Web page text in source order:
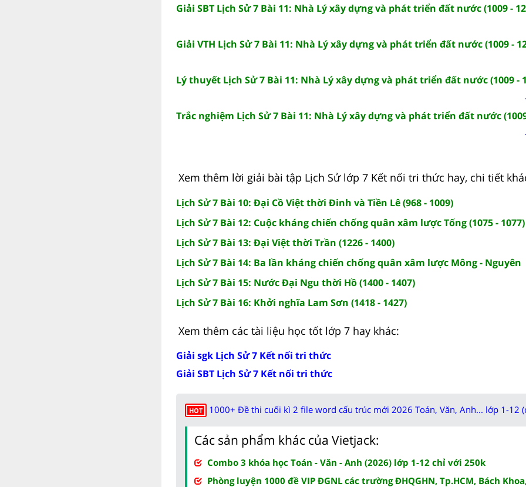
Giải SBT Lịch Sử 7 Bài 11: Nhà Lý xây dựng và phát triển đất nước (1009 -
Giải VTH Lịch Sử 7 Bài 11: Nhà Lý xây dựng và phát triển đất nước (1009 -
Lý thuyết Lịch Sử 7 Bài 11: Nhà Lý xây dựng và phát triển đất nước (1009 -
Trắc nghiệm Lịch Sử 7 Bài 11: Nhà Lý xây dựng và phát triển đất nước
Xem thêm lời giải bài tập Lịch Sử lớp 7 Kết nối tri thức hay, chi tiết
Lịch Sử 7 Bài 10: Đại Cồ Việt thời Đinh và Tiền Lê (968 - 1009)
Lịch Sử 7 Bài 12: Cuộc kháng chiến chống quân xâm lược Tống (1075 - 1077)
Lịch Sử 7 Bài 13: Đại Việt thời Trần (1226 - 1400)
Lịch Sử 7 Bài 14: Ba lần kháng chiến chống quân xâm lược Mông - Nguyên
Lịch Sử 7 Bài 15: Nước Đại Ngu thời Hồ (1400 - 1407)
Lịch Sử 7 Bài 16: Khởi nghĩa Lam Sơn (1418 - 1427)
Xem thêm các tài liệu học tốt lớp 7 hay khác:
Giải sgk Lịch Sử 7 Kết nối tri thức
Giải SBT Lịch Sử 7 Kết nối tri thức
HOT 1000+ Đề thi cuối kì 2 file word cấu trúc mới 2026 Toán, Văn, Anh... lớp 1-12
Các sản phẩm khác của Vietjack:
Combo 3 khóa học Toán - Văn - Anh (2026) lớp 1-12 chỉ với 250k
Phòng luyện 1000 đề VIP ĐGNL các trường ĐHQGHN, Tp.HCM, Bách